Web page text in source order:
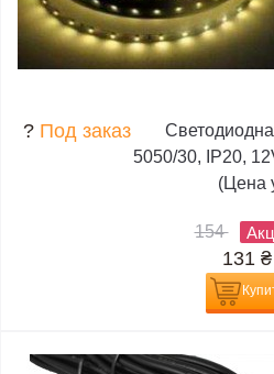
? Под заказ
5050/30, IP20,
(Цена
154
131 ₴